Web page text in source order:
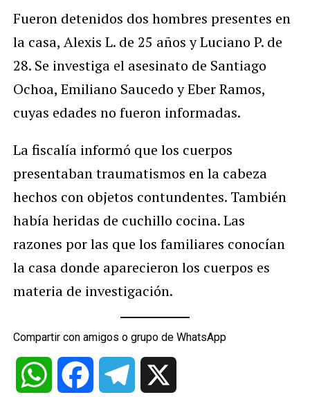
Fueron detenidos dos hombres presentes en
la casa, Alexis L. de 25 años y Luciano P. de
28. Se investiga el asesinato de Santiago
Ochoa, Emiliano Saucedo y Eber Ramos,
cuyas edades no fueron informadas.
La fiscalía informó que los cuerpos
presentaban traumatismos en la cabeza
hechos con objetos contundentes. También
había heridas de cuchillo cocina. Las
razones por las que los familiares conocían
la casa donde aparecieron los cuerpos es
materia de investigación.
Compartir con amigos o grupo de WhatsApp
WhatsApp Facebook Telegram